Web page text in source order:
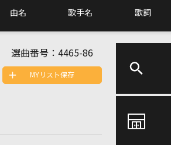
曲名 歌手名 歌詞
選曲番号： 4465-86
MYリスト保存